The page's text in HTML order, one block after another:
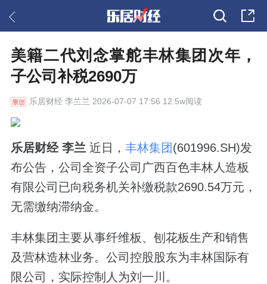
美籍二代刘念掌舵丰林集团次年，
子公司补税2690万
乐居财经李兰兰 2026-07-07 17:56 12.5w阅读
乐居财经 李兰 近日， 丰林集团(601996.SH)发
布公告，公司全资子公司广西百色丰林人造板
有限公司已向税务机关补缴税款2690.54万元，
无需缴纳滞纳金。
丰林集团主要从事纤维板、刨花板生产和销售
及营林造林业务。公司控股股东为丰林国际有
限公司，实际控制人为刘一川。